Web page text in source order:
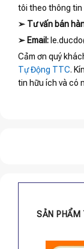
tôi theo thông tin
➢ Tư vấn bán
➢ Email:
Cảm ơn quý
Tự Động TTC.
tin hữu ích và có
SẢN PHẨM